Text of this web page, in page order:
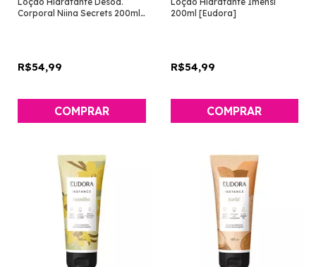
Corporal Niina Secrets 200ml
R$54,99
200ml [Eudora]
R$54,99